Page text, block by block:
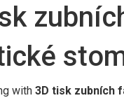
with 3D tisk zubních